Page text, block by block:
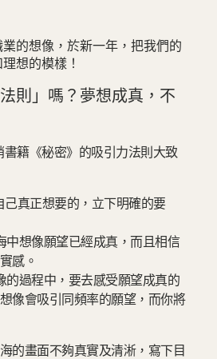
的想像，於新一年，把我們的
想的模樣！
則」嗎？夢想成真，不
籍《秘密》的吸引力法則大致
己真正想要的，立下明確的要
中想像願望已經成真，而且相信
感。
的過程中，要去感受願望成真的
像會吸引同頻率的願望，而你將
的畫面不夠真實及清淅，寫下目